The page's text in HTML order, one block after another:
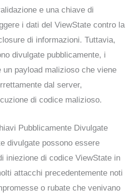
e una chiave di
i dati del ViewState contro la
di informazioni. Tuttavia,
divulgate pubblicamente, i
payload malizioso che viene
dal server,
di codice malizioso.
Pubblicamente Divulgate
divulgate possono essere
iniezione di codice ViewState in
attacchi precedentemente noti
o rubate che venivano